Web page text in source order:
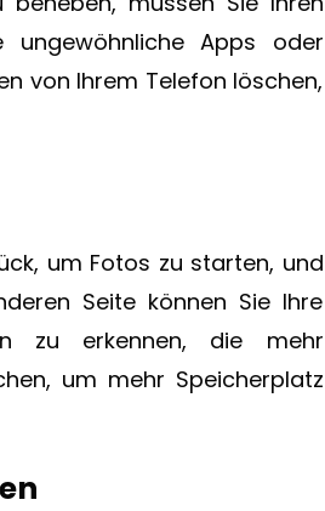
ungewöhnliche Apps oder
von Ihrem Telefon löschen,
um Fotos zu starten, und
Seite können Sie Ihre
zu erkennen, die mehr
um mehr Speicherplatz